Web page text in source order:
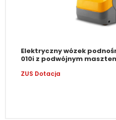
Elektryczny wózek
010i z podwójnym
ZUS Dotacja